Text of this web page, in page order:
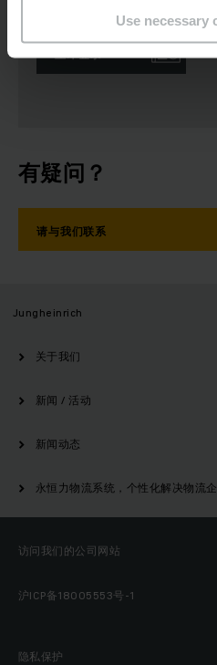
Use necessary
立即登录
有疑问？
请与我们联系
Jungheinrich
关于我们
新闻 / 活动
新闻动态
永恒力物流系统，个性化解决物流企
访问我们的公司网站
沪ICP备18005553号-1
隐私保护